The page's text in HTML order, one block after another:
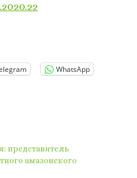
WhatsApp
представитель
амазонского